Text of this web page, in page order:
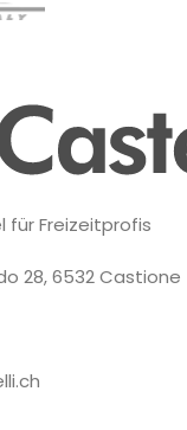
für
für Freizeitprofis
28, 6532 Castione